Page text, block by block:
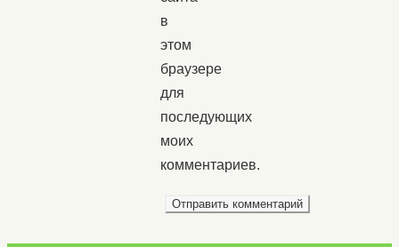
в
этом
браузере
для
последующих
моих
комментариев.